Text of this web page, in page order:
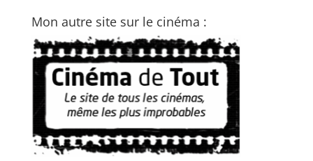
Mon autre site sur le cinéma :